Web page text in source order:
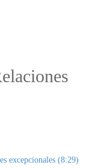
excepcionales (8:29)